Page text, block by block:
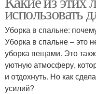
использовать
Уборка в спальне:
Уборка в спальне – это
уборка вещами. Это
уютную атмосферу,
и отдохнуть. Но как
усилий?